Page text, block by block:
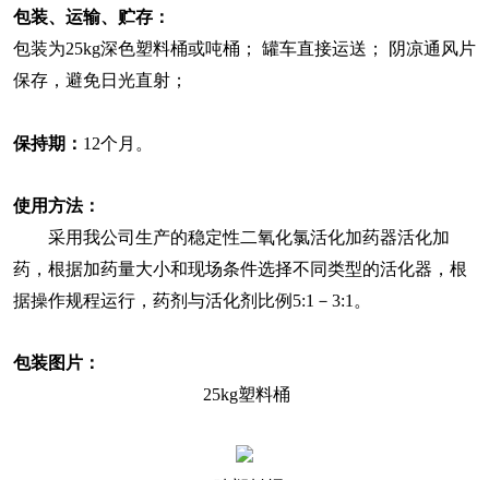
包装、运输、贮存：
包装为25kg深色塑料桶或吨桶； 罐车直接运送； 阴凉通风片
保存，避免日光直射；
保持期： 12个月。
使用方法：
采用我公司生产的稳定性二氧化氯活化加药器活化加
药，根据加药量大小和现场条件选择不同类型的活化器，根
据操作规程运行，药剂与活化剂比例5:1－3:1。
包装图片：
25kg塑料桶